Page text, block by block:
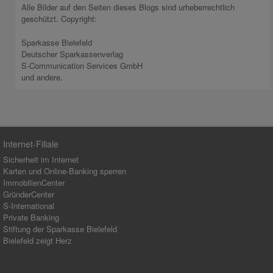
Alle Bilder auf den Seiten dieses Blogs sind urheberrechtlich
geschützt. Copyright:
Sparkasse Bielefeld
Deutscher Sparkassenverlag
S-Communication Services GmbH
und andere.
Internet-Filiale
Sicherheit im Internet
Karten und Online-Banking sperren
ImmobilienCenter
GründerCenter
S-International
Private Banking
Stiftung der Sparkasse Bielefeld
Bielefeld zeigt Herz